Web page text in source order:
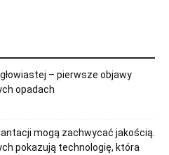
– pierwsze objawy
opadach
mogą zachwycać jakością.
pokazują technologię, która